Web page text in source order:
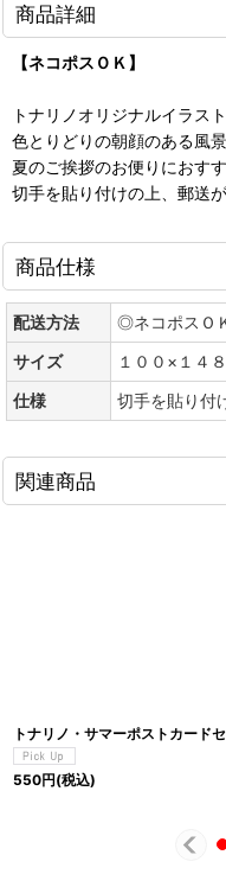
商品詳細
【ネコポスＯＫ】
トナリノオリジナルイラス
色とりどりの朝顔のある風
夏のご挨拶のお便りにおすす
切手を貼り付けの上、郵送が
商品仕様
配送方法
◎ネコポスＯ
サイズ
１００×１４
仕様
切手を貼り付
関連商品
トナリノ・サマーポストカード
550円(税込)